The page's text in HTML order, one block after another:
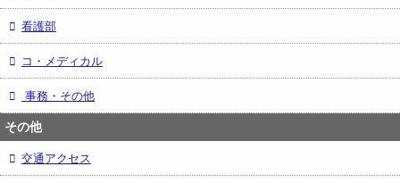
看護部
コ・メディカル
事務・その他
その他
交通アクセス